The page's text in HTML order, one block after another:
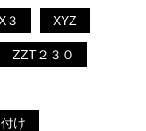
３ XYZ
ZZT２３０
け